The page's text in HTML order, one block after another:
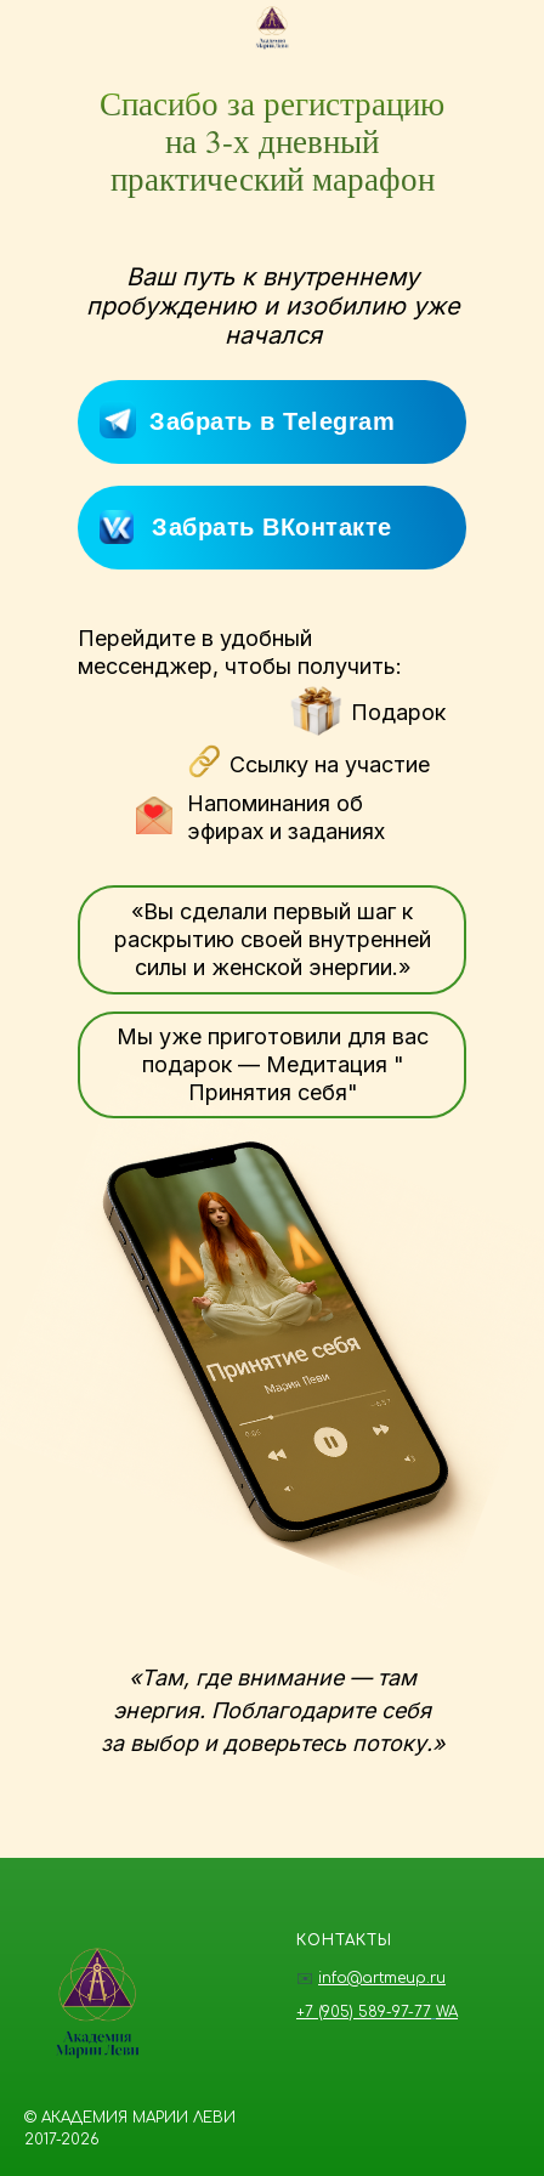
Напоминания об
эфирах и заданиях
Ссылку на участие
Подарок
Перейдите в удобный
мессенджер, чтобы получить:
Мы уже приготовили для вас
подарок — Медитация "
Принятия себя"
«Вы сделали первый шаг к
раскрытию своей внутренней
силы и женской энергии.»
Спасибо за регистрацию
на 3-х дневный
практический марафон
Забрать ВКонтакте
Забрать в Telegram
Ваш путь к внутреннему
пробуждению и изобилию уже
начался
«Там, где внимание — там
энергия. Поблагодарите себя
за выбор и доверьтесь потоку.»
© АКАДЕМИЯ МАРИИ ЛЕВИ
2017-2026
КОНТАКТЫ
✉️ info@artmeup.ru
+7 (905) 589-97-77 WA